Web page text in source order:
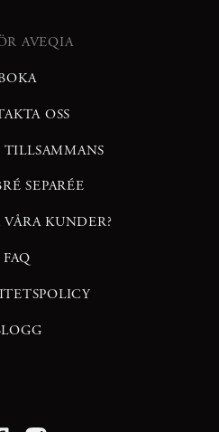
AVEQIA
OSS
TILLSAMMANS
SEPARÉE
VÅRA KUNDER?
FAQ